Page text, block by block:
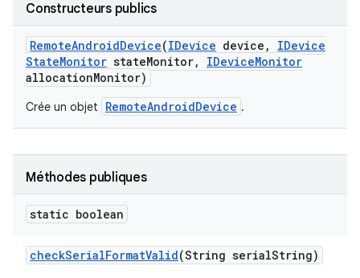
Constructeurs publics
RemoteAndroidDevice(IDevice device ,
IDevice
StateMonitor stateMonitor, IDeviceMonitor
allocationMonitor)
Crée un objet RemoteAndroidDevice .
Méthodes publiques
static boolean
checkSerialFormatValid(String serialString)